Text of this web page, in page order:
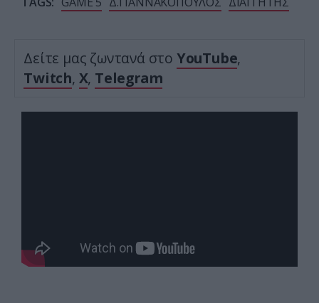
Δείτε μας ζωντανά στο YouTube,
Twitch, X, Telegram